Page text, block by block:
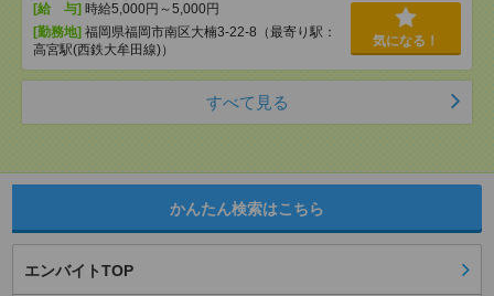
[給 与] 時給5,000円～5,000円
[勤務地] 福岡県福岡市南区大楠3-22-8（最寄り駅：
高宮駅(西鉄大牟田線)）
気になる！
すべて見る
かんたん検索はこちら
エンバイトTOP